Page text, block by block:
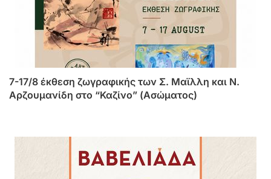
7-17/8 έκθεση ζωγραφικής των Σ. Μαϊλλη και Ν.
Αρζουμανίδη στο “Καζίνο” (Ασώματος)